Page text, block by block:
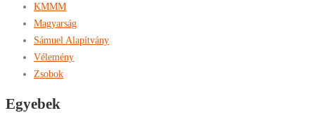
KMMM
Magyarság
Sámuel Alapítvány
Vélemény
Zsobok
Egyebek